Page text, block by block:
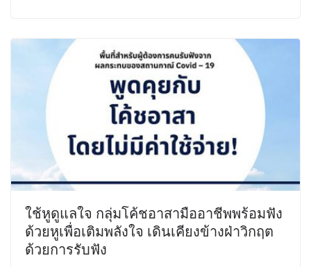
ใช้หูดูแลใจ กลุ่มโค้ชอาสามืออาชีพพร้อมฟัง
ด้วยหูเพื่อเติมพลังใจ เดินเคียงข้างฝ่าวิกฤต
ด้วยการรับฟัง